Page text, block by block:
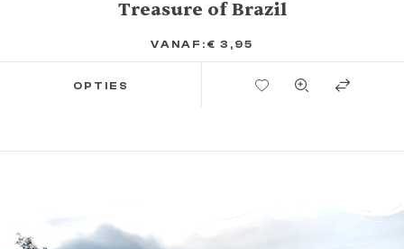
Treasure of Brazil
VANAF: € 3,95
OPTIES